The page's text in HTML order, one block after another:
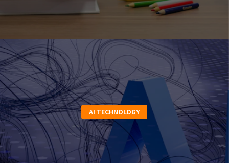
영어 하나 바꿨을 뿐인데,
전 과목 성적이 바뀝니다.
단순 공부가 아닌 '말하는
훈련'이 뇌를 깨웁니다.
✔ 학습 자신감: 영어가 터지면 공부에 속도가 붙습
AI TECHNOLOGY